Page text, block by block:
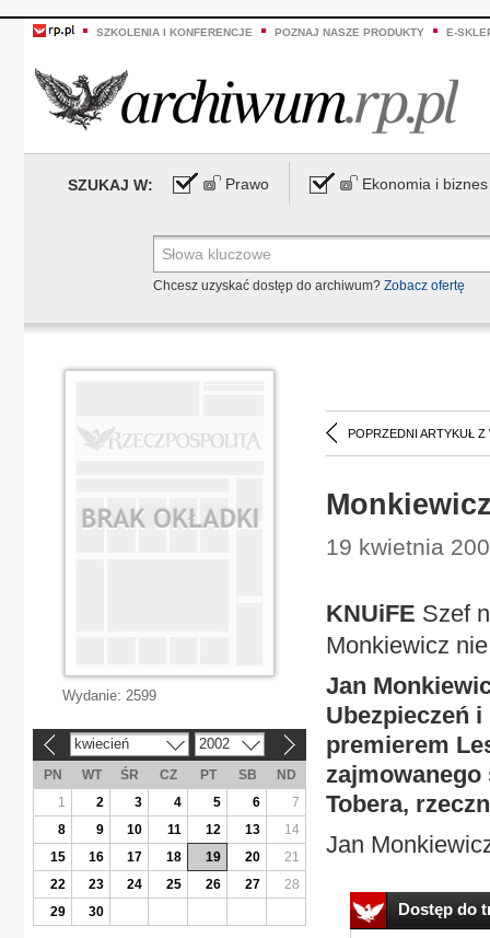
SZKOLENIA I KONFERENCJE POZNAJ NASZE PRODUKTY E-
SZUKAJ W: Prawo Ekonomia i biznes
Chcesz uzyskać dostęp do archiwum? Zobacz ofertę
POPRZEDNI ARTYKUŁ Z
19 kwietnia
KNUiFE Szef
Monkiewicz
Jan
Ubezpieczeń
premierem
zajmowanego
Tobera,
Jan
Dostęp do
Wydanie: 2599
kwiecień 2002
PN WT ŚR CZ PT SB
ND
1
2 3 4 5 6
7
8
9 10 11 12 13
14
15
16 17 18 19 20
21
22
23 24 25 26 27
28
29
30